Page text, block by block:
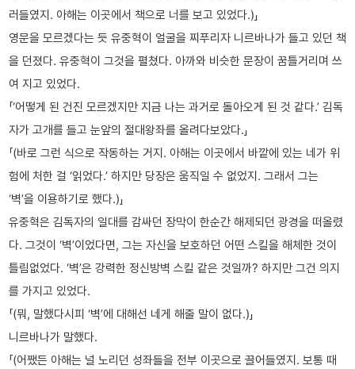
러들였지. 아해는 이곳에서 책으로 너를 보고 있었다.)」
영문을 모르겠다는 듯 유중혁이 얼굴을 찌푸리자 니르바나가 들고 있던 책
을 던졌다. 유중혁이 그것을 펼쳤다. 아까와 비슷한 문장이 꿈틀거리며 쓰
여 지고 있었다.
「‘어떻게 된 건진 모르겠지만 지금 나는 과거로 돌아오게 된 것 같다.’ 김독
자가 고개를 들고 눈앞의 절대왕좌를 올려다보았다.」
「(바로 그런 식으로 작동하는 거지. 아해는 이곳에서 바깥에 있는 네가 위
험에 처한 걸 ‘읽었다.’ 하지만 당장은 움직일 수 없었지. 그래서 그는
‘벽’을 이용하기로 했다.)」
유중혁은 김독자의 일대를 감싸던 장막이 한순간 해제되던 광경을 떠올렸
다. 그것이 ‘벽’이었다면, 그는 자신을 보호하던 어떤 스킬을 해체한 것이
틀림없었다. ‘벽’은 강력한 정신방벽 스킬 같은 것일까? 하지만 그건 의지
를 가지고 있었다.
「(뭐, 말했다시피 ‘벽’에 대해선 네게 해줄 말이 없다.)」
니르바나가 말했다.
「(어쨌든 아해는 널 노리던 성좌들을 전부 이곳으로 끌어들였지. 보통 때